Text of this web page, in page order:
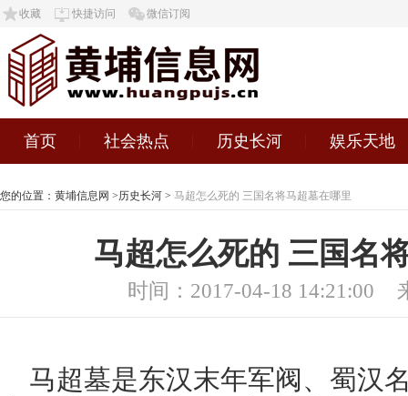
收藏 快捷访问 微信订阅
首页 社会热点 历史长河 娱乐天地
您的位置： 黄埔信息网 >历史长河 > 马超怎么死的 三国名将马超墓在哪里
马超怎么死的 三国名
时间：2017-04-18 14:21:00
马超墓是东汉末年军阀、蜀汉